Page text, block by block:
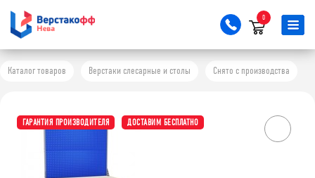
0
Каталог товаров Верстаки слесарные и столы Снято с производства
ГАРАНТИЯ ПРОИЗВОДИТЕЛЯ ДОСТАВИМ БЕСПЛАТНО